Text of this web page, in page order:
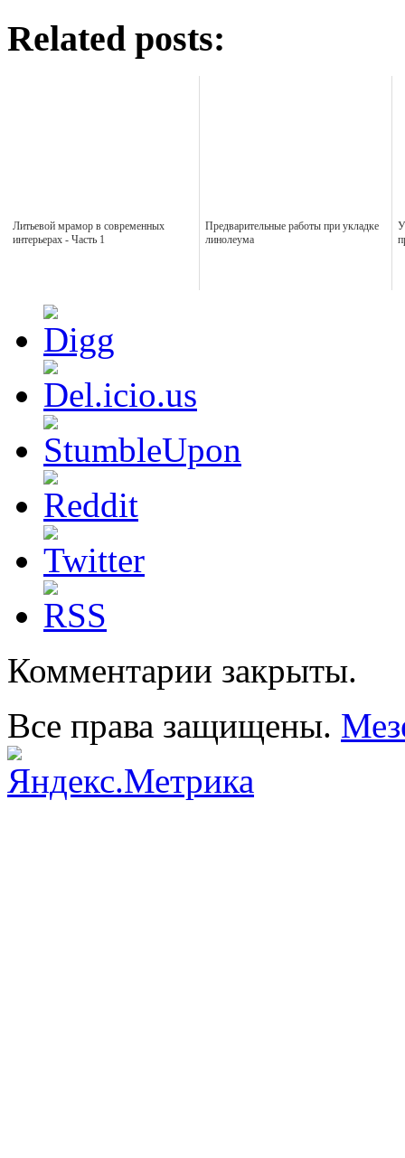
Related posts:
Литьевой мрамор в современных
интерьерах - Часть 1
Предварительные работы при укладке
линолеума
Комментарии закрыты.
Все права защищены.